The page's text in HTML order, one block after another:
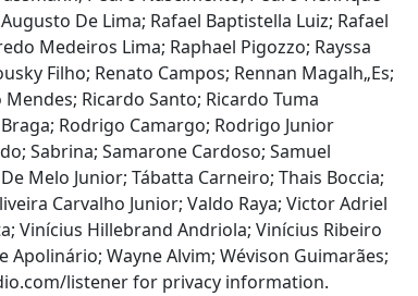
De Lima; Rafael Baptistella Luiz; Rafael
Medeiros Lima; Raphael Pigozzo; Rayssa
Filho; Renato Campos; Rennan Magalh„Es;
Ricardo Santo; Ricardo Tuma
Rodrigo Camargo; Rodrigo Junior
Sabrina; Samarone Cardoso; Samuel
Melo Junior; Tábatta Carneiro; Thais Boccia;
Carvalho Junior; Valdo Raya; Victor Adriel
Vinícius Hillebrand Andriola; Vinícius Ribeiro
Wayne Alvim; Wévison Guimarães;
listener for privacy information.